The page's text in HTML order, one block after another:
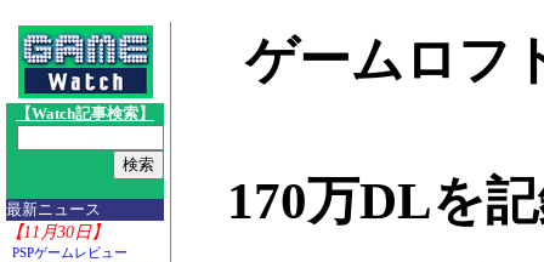
【Watch記事検索】
最新ニュース
【11月30日】
PSPゲームレビュー
ゲームロフ
170万DLを